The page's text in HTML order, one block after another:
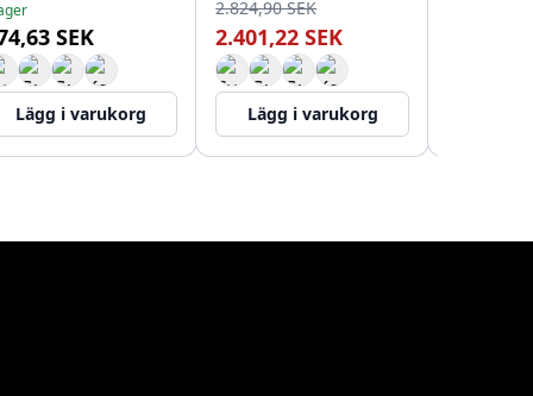
SEK
Lägg i varukorg
2.824,90 SEK
2.401,22 SEK
Lägg i varukorg